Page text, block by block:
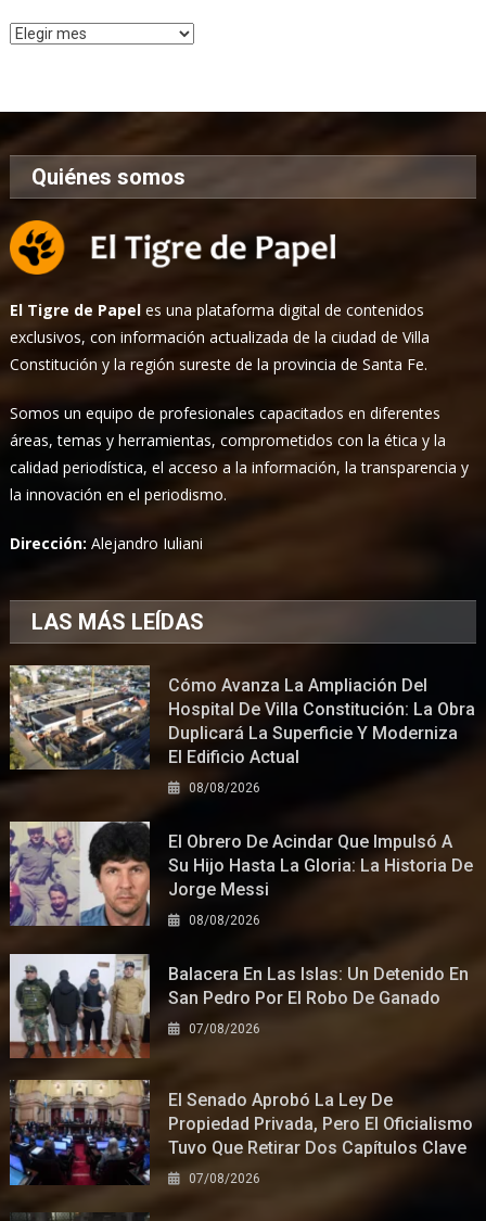
Archivo
Quiénes somos
El Tigre de Papel es una plataforma digital de contenidos
exclusivos, con información actualizada de la ciudad de Villa
Constitución y la región sureste de la provincia de Santa Fe.
Somos un equipo de profesionales capacitados en diferentes
áreas, temas y herramientas, comprometidos con la ética y la
calidad periodística, el acceso a la información, la transparencia y
la innovación en el periodismo.
Dirección:Alejandro Iuliani
LAS MÁS LEÍDAS
Cómo Avanza La Ampliación Del
Hospital De Villa Constitución: La Obra
Duplicará La Superficie Y Moderniza
El Edificio Actual
08/08/2026
El Obrero De Acindar Que Impulsó A
Su Hijo Hasta La Gloria: La Historia De
Jorge Messi
08/08/2026
Balacera En Las Islas: Un Detenido En
San Pedro Por El Robo De Ganado
07/08/2026
El Senado Aprobó La Ley De
Propiedad Privada, Pero El Oficialismo
Tuvo Que Retirar Dos Capítulos Clave
07/08/2026